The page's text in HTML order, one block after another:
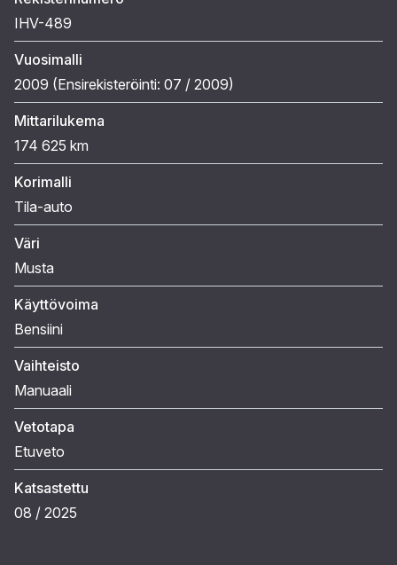
IHV-489
Vuosimalli
2009 (Ensirekisteröinti: 07 / 2009)
Mittarilukema
174 625 km
Korimalli
Tila-auto
Väri
Musta
Käyttövoima
Bensiini
Vaihteisto
Manuaali
Vetotapa
Etuveto
Katsastettu
08 / 2025